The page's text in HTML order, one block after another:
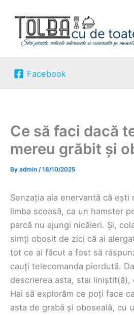
content
Facebook
Ce să faci dacă
mereu grăbit și
By admin /18/10/2025
Senzația aia enervantă că ești
limba scoasă, ca un hamster
parcă nu ajungi nicăieri. Și,
simți obosit de zici că ai
tot ce ai făcut a fost să
cauți telecomanda pierdută.
descrierea asta, stai
Hai să explorăm ce poți face
asta de grabă și oboseală, cu